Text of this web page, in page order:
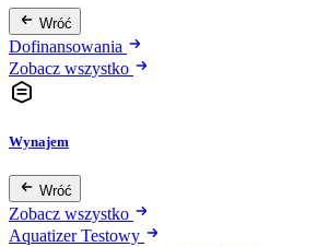
Wróć
Dofinansowania
Zobacz wszystko
Wynajem
Wróć
Zobacz wszystko
Aquatizer Testowy